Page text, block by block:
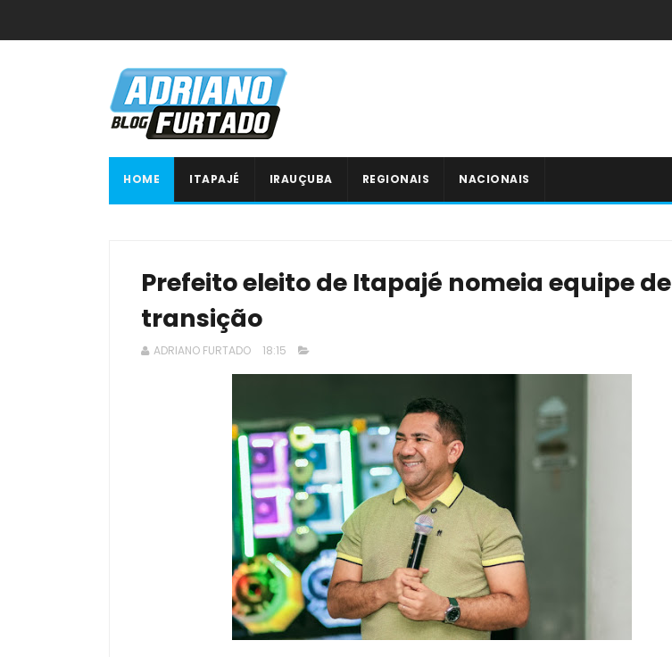
HOME ITAPAJÉ IRAUÇUBA REGIONAIS NACIONAIS
Prefeito eleito de Itapajé nomeia equipe de
transição
ADRIANO FURTADO 18:15